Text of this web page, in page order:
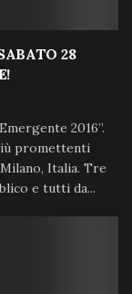
28
2016”.
promettenti
Italia. Tre
e tutti da...